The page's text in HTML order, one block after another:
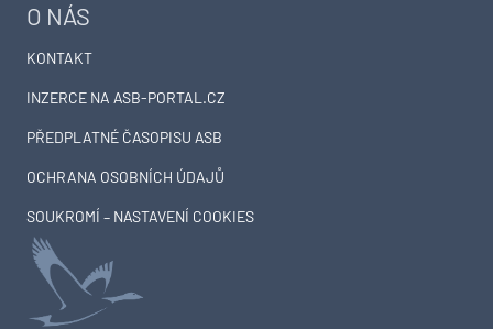
O NÁS
KONTAKT
INZERCE NA ASB-PORTAL.CZ
PŘEDPLATNÉ ČASOPISU ASB
OCHRANA OSOBNÍCH ÚDAJŮ
SOUKROMÍ – NASTAVENÍ COOKIES